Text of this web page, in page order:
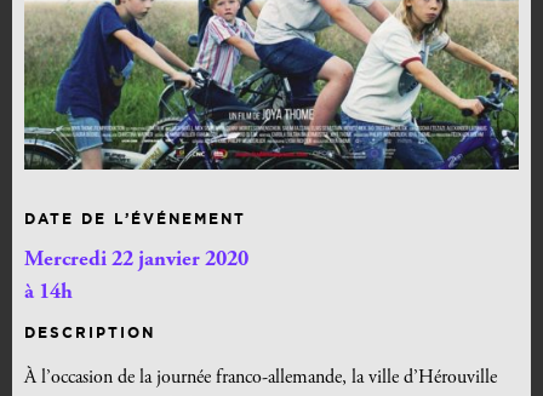
DATE DE L’ÉVÉNEMENT
Mercredi 22 janvier 2020
à 14h
DESCRIPTION
À l’occasion de la journée franco-allemande, la ville d’Hérouville